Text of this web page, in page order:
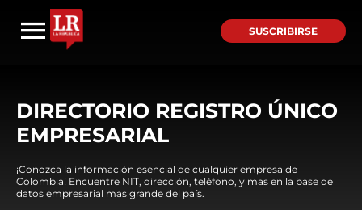
SUSCRIBIRSE
DIRECTORIO REGISTRO ÚNICO
EMPRESARIAL
¡Conozca la información esencial de cualquier empresa de
Colombia! Encuentre NIT, dirección, teléfono, y mas en la base de
datos empresarial mas grande del país.